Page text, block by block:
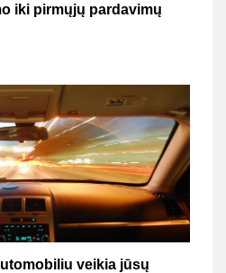
iki pirmųjų pardavimų
veikia jūsų